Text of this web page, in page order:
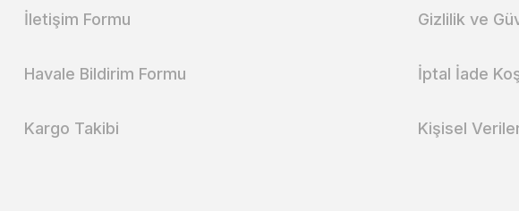
İletişim Formu
Havale Bildirim Formu
Kargo Takibi
Gizlilik ve
İptal İade
Kişisel